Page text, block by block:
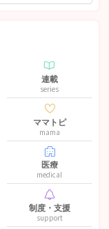
連載
series
ママトピ
mama
医療
medical
制度・支援
support